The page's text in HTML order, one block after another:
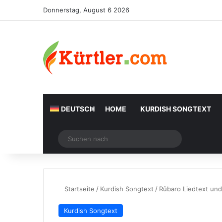
Donnerstag, August 6 2026
DEUTSCH HOME KURDISH SONGTEXT
Zufälliger Artikel
nach
Startseite / Kurdish Songtext / Rûbaro Liedtext
Kurdish Songtext